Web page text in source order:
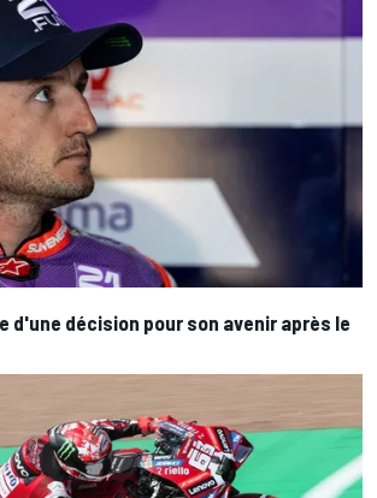
d'une décision pour son avenir après le